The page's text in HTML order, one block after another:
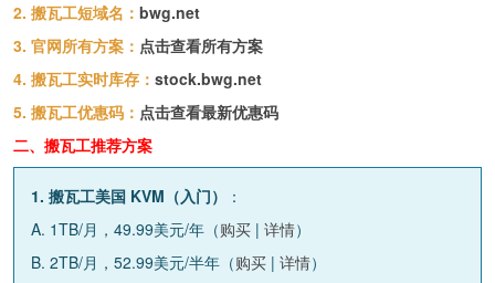
2. 搬瓦工短域名： bwg.net
3. 官网所有方案： 点击查看所有方案
4. 搬瓦工实时库存： stock.bwg.net
5. 搬瓦工优惠码： 点击查看最新优惠码
二、搬瓦工推荐方案
1. 搬瓦工美国 KVM（入门）
：
A. 1TB/月，49.99美元/年（购买 | 详情）
B. 2TB/月，52.99美元/半年（购买 | 详情）